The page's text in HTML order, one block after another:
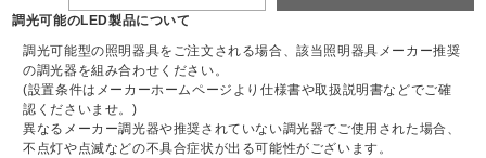
調光可能のLED製品について
調光可能型の照明器具をご注文される場合、該当照明器具メーカー推奨
の調光器を組み合わせください。
(設置条件はメーカーホームページより仕様書や取扱説明書などでご確
認くださいませ。)
異なるメーカー調光器や推奨されていない調光器でご使用された場合、
不点灯や点滅などの不具合症状が出る可能性がございます。